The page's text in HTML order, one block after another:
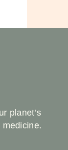
planet’s